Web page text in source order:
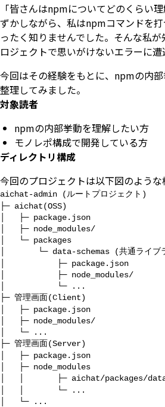
「皆さんはnpmについてどのくらい
ずかしながら、私はnpmコマンドを
ったく知りませんでした。そんな私
ロジェクトで思いがけないエラーに遭
今回はその経験をもとに、npmの内
整理してみました。
対象読者
npmの内部挙動を理解したい方
モノレポ構成で開発している方
ディレクトリ構成
今回のプロジェクトは以下図のような
aichat-admin (ルートプロジェクト)
├─ aichat(OSS)
│   ├─ package.json
│   ├─ node_modules/
│   └─ packages
│       └─ data-schemas (共通ライブ
│           ├─ package.json
│           ├─ node_modules/
│           └─ ...
├─ 管理画面(Client)
│   ├─ package.json
│   ├─ node_modules/
│   └─ ...
├─ 管理画面(Server)
│   ├─ package.json
│   ├─ node_modules
│   │       ├─ aichat/packages/data-
│   │       └─ ...
│   └─ ...